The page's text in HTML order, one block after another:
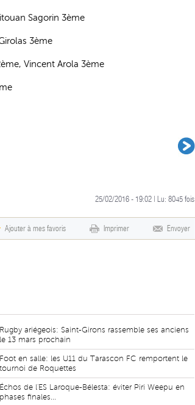
Sagorin 3ème
3ème
Vincent Arola 3ème
25/02/2016 - 19:02 | Lu: 8045 fois
Ajouter à mes favoris Imprimer Envoyer
Rugby ariégeois: Saint-Girons rassemble ses anciens
le 13 mars prochain
Foot en salle: les U11 du Tarascon FC remportent le
tournoi de Roquettes
Échos de l'ES Laroque-Bélesta: éviter Piri Weepu en
phases finales...